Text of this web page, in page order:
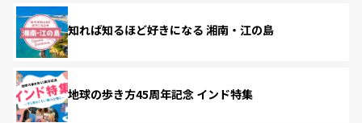
知れば知るほど好きになる 湘南・江の島
地球の歩き方45周年記念 インド特集